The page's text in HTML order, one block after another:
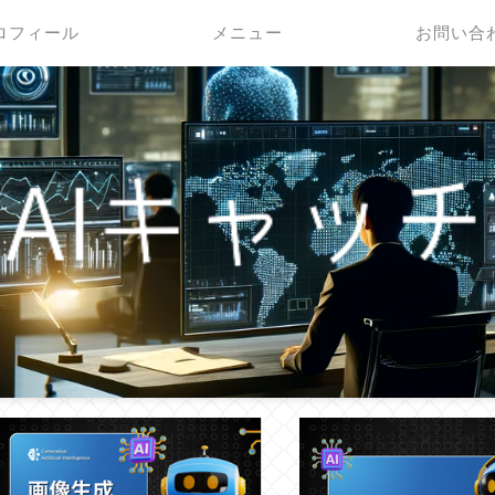
フィール メニュー お問い合